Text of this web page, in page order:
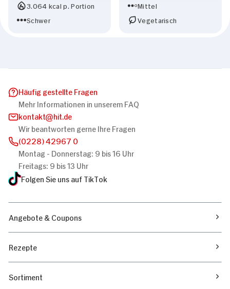
3.064 kcal p. Portion
Schwer
Mittel
Vegetarisch
Häufig gestellte Fragen
Mehr Informationen in unserem FAQ
kontakt
hit.de
Wir beantworten gerne Ihre Fragen
(0228) 42967 0
Montag - Donnerstag: 9 bis 16 Uhr
Freitags: 9 bis 13 Uhr
Folgen Sie uns auf TikTok
Angebote & Coupons
Rezepte
Sortiment